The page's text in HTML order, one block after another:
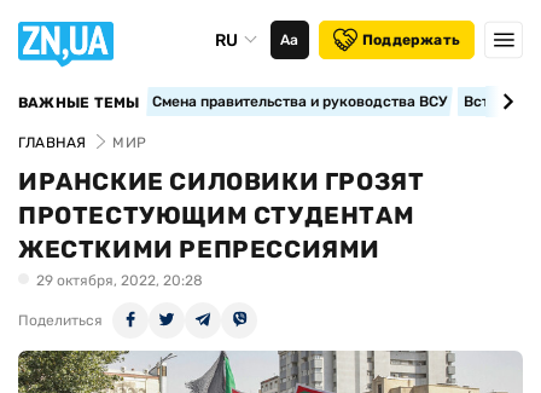
RU Аа Поддержать
ВАЖНЫЕ ТЕМЫ Смена правительства и руководства ВСУ
ГЛАВНАЯ МИР
ИРАНСКИЕ СИЛОВИКИ ГРОЗЯТ
ПРОТЕСТУЮЩИМ СТУДЕНТАМ
ЖЕСТКИМИ РЕПРЕССИЯМИ
29 октября, 2022, 20:28
Поделиться